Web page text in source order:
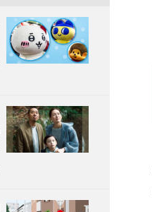
مجتمع
ثقافة
طوكيو